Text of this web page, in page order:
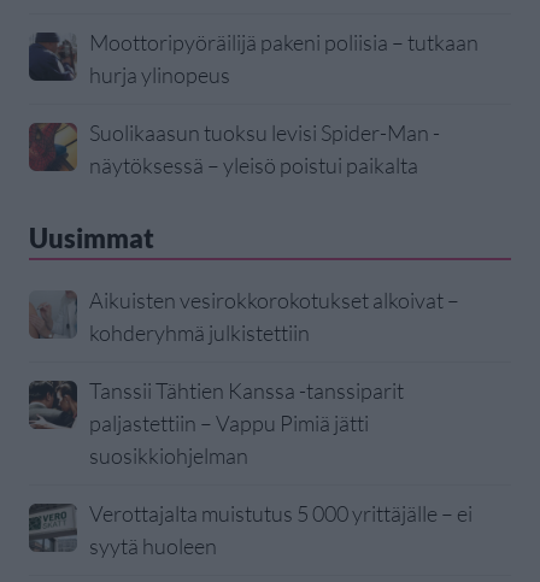
Moottoripyöräilijä pakeni poliisia – tutkaan
hurja ylinopeus
Suolikaasun tuoksu levisi Spider-Man -
näytöksessä – yleisö poistui paikalta
Uusimmat
Aikuisten vesirokkorokotukset alkoivat –
kohderyhmä julkistettiin
Tanssii Tähtien Kanssa -tanssiparit
paljastettiin – Vappu Pimiä jätti
suosikkiohjelman
Verottajalta muistutus 5 000 yrittäjälle – ei
syytä huoleen